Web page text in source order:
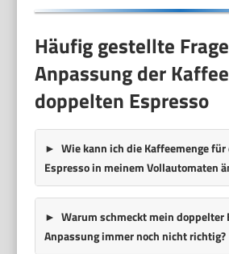
Häufig gestellte
Anpassung der
doppelten Espresso
Wie kann ich die Kaffeemenge
Espresso in meinem Vollautomaten
Warum schmeckt mein doppelter
Anpassung immer noch nicht richtig?